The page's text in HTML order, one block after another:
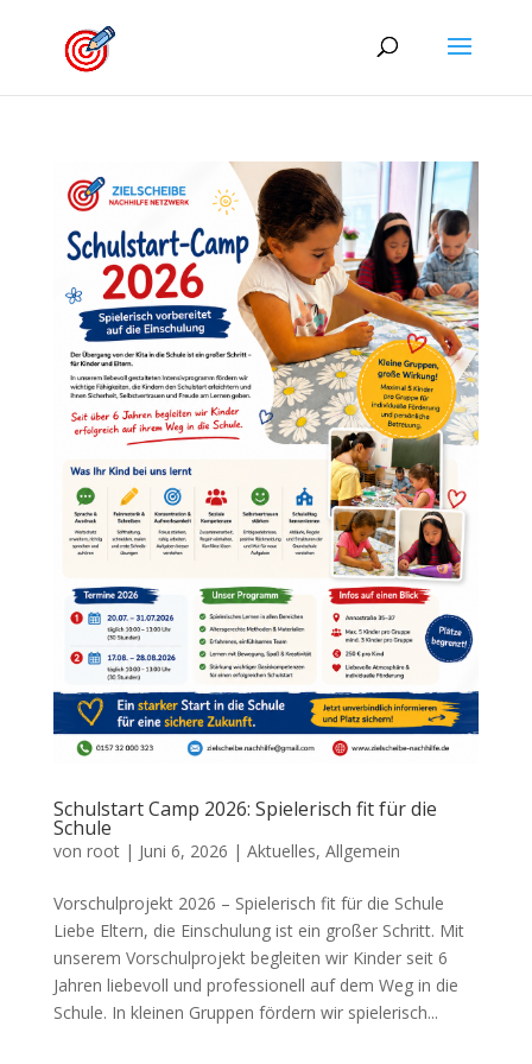
Schulstart Camp 2026: Spielerisch fit für die
Schule
von root| Juni 6, 2026 | Aktuelles, Allgemein
Vorschulprojekt 2026 – Spielerisch fit für die Schule
Liebe Eltern, die Einschulung ist ein großer Schritt. Mit
unserem Vorschulprojekt begleiten wir Kinder seit 6
Jahren liebevoll und professionell auf dem Weg in die
Schule. In kleinen Gruppen fördern wir spielerisch...